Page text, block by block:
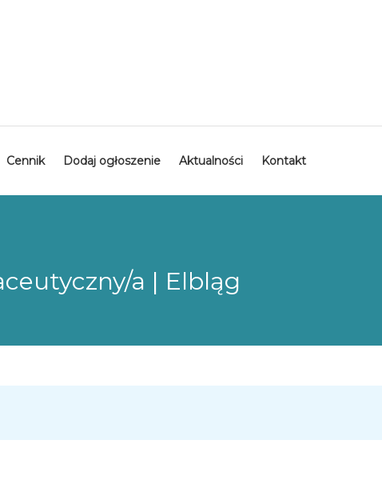
Cennik Dodaj ogłoszenie Aktualności Kontakt
a | Elbląg